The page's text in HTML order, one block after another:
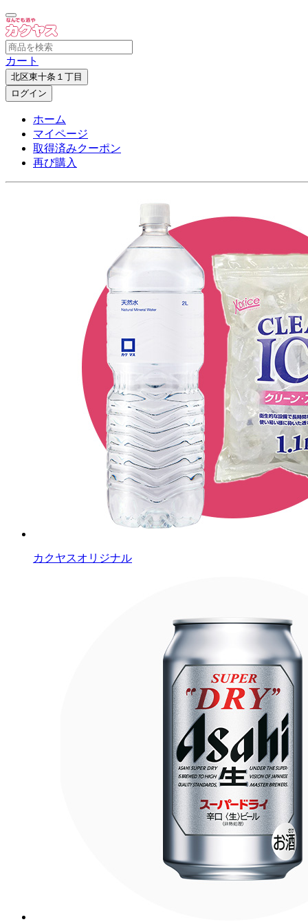
カート
北区東十条１丁目
ログイン
ホーム
マイページ
取得済みクーポン
再び購入
カクヤスオリジナル